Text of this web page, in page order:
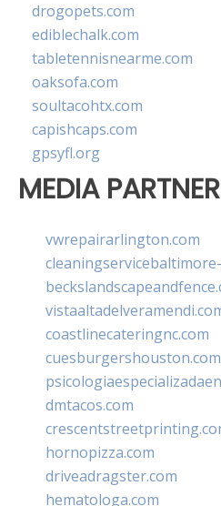
drogopets.com
ediblechalk.com
tabletennisnearme.com
oaksofa.com
soultacohtx.com
capishcaps.com
gpsyfl.org
MEDIA
vwrepairarlington.com
coastlinecateringnc.com
cuesburgershouston.com
dmtacos.com
hornopizza.com
driveadragster.com
hematologa.com